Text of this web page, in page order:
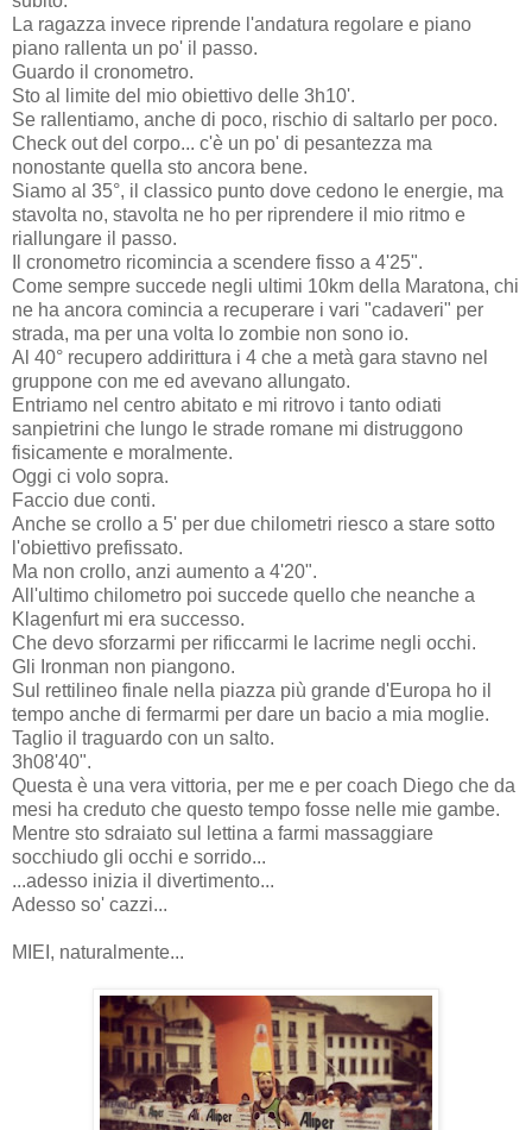
La ragazza invece riprende l'andatura regolare e piano
piano rallenta un po' il passo.
Guardo il cronometro.
Sto al limite del mio obiettivo delle 3h10'.
Se rallentiamo, anche di poco, rischio di saltarlo per poco.
Check out del corpo... c'è un po' di pesantezza ma
nonostante quella sto ancora bene.
Siamo al 35°, il classico punto dove cedono le energie, ma
stavolta no, stavolta ne ho per riprendere il mio ritmo e
riallungare il passo.
Il cronometro ricomincia a scendere fisso a 4'25".
Come sempre succede negli ultimi 10km della Maratona, chi
ne ha ancora comincia a recuperare i vari "cadaveri" per
strada, ma per una volta lo zombie non sono io.
Al 40° recupero addirittura i 4 che a metà gara stavno nel
gruppone con me ed avevano allungato.
Entriamo nel centro abitato e mi ritrovo i tanto odiati
sanpietrini che lungo le strade romane mi distruggono
fisicamente e moralmente.
Oggi ci volo sopra.
Faccio due conti.
Anche se crollo a 5' per due chilometri riesco a stare sotto
l'obiettivo prefissato.
Ma non crollo, anzi aumento a 4'20".
All'ultimo chilometro poi succede quello che neanche a
Klagenfurt mi era successo.
Che devo sforzarmi per rificcarmi le lacrime negli occhi.
Gli Ironman non piangono.
Sul rettilineo finale nella piazza più grande d'Europa ho il
tempo anche di fermarmi per dare un bacio a mia moglie.
Taglio il traguardo con un salto.
3h08'40".
Questa è una vera vittoria, per me e per coach Diego che da
mesi ha creduto che questo tempo fosse nelle mie gambe.
Mentre sto sdraiato sul lettina a farmi massaggiare
socchiudo gli occhi e sorrido...
...adesso inizia il divertimento...
Adesso so' cazzi...
MIEI, naturalmente...